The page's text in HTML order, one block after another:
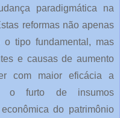
paradigmática na
reformas não apenas
o tipo fundamental, mas
e causas de aumento
com maior eficácia a
o furto de insumos
do patrimônio